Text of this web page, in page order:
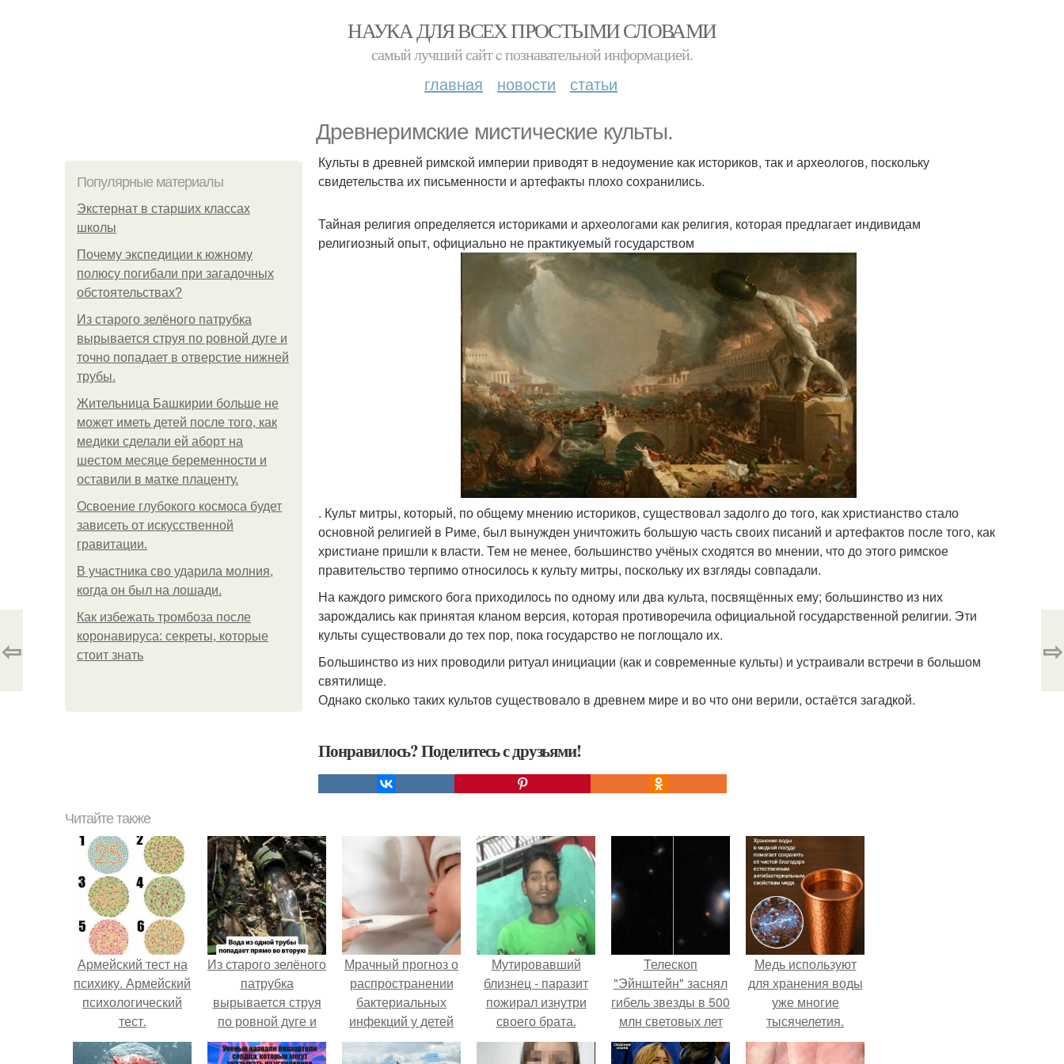
НАУКА ДЛЯ ВСЕХ ПРОСТЫМИ СЛОВАМИ
самый лучший сайт c познавательной информацией.
главная новости статьи
Древнеримские мистические культы.
Популярные материалы
Экстернат в старших классах
школы
Почему экспедиции к южному
полюсу погибали при загадочных
обстоятельствах?
Из старого зелёного патрубка
вырывается струя по ровной дуге и
точно попадает в отверстие нижней
трубы.
Жительница Башкирии больше не
может иметь детей после того, как
медики сделали ей аборт на
шестом месяце беременности и
оставили в матке плаценту.
Освоение глубокого космоса будет
зависеть от искусственной
гравитации.
В участника сво ударила молния,
когда он был на лошади.
Как избежать тромбоза после
коронавируса: секреты, которые
стоит знать
Культы в древней римской империи приводят в недоумение как историков, так и археологов, поскольку
свидетельства их письменности и артефакты плохо сохранились.
Тайная религия определяется историками и археологами как религия, которая предлагает индивидам
религиозный опыт, официально не практикуемый государством
. Культ митры, который, по общему мнению историков, существовал задолго до того, как христианство стало
основной религией в Риме, был вынужден уничтожить большую часть своих писаний и артефактов после того, как
христиане пришли к власти. Тем не менее, большинство учёных сходятся во мнении, что до этого римское
правительство терпимо относилось к культу митры, поскольку их взгляды совпадали.
На каждого римского бога приходилось по одному или два культа, посвящённых ему; большинство из них
зарождались как принятая кланом версия, которая противоречила официальной государственной религии. Эти
культы существовали до тех пор, пока государство не поглощало их.
Большинство из них проводили ритуал инициации (как и современные культы) и устраивали встречи в большом
святилище.
Однако сколько таких культов существовало в древнем мире и во что они верили, остаётся загадкой.
Понравилось? Поделитесь с друзьями!
⇦ ⇨
Читайте также
Армейский тест на
психику. Армейский
психологический
тест.
Из старого зелёного
патрубка
вырывается струя
по ровной дуге и
точно попадает в
отверстие нижней
Мрачный прогноз о
распространении
бактериальных
инфекций у детей
вышел.
Мутировавший
близнец - паразит
пожирал изнутри
своего брата.
Телескоп
"Эйнштейн" заснял
гибель звезды в 500
млн световых лет
от земли.
Медь используют
для хранения воды
уже многие
тысячелетия.